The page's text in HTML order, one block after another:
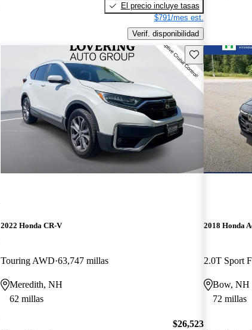
El precio incluye tasas
$791/mes est.
Verif. disponibilidad
Guarda este
2022 Honda CR-V
Touring AWD 63,747 millas
Meredith, NH
62 millas
$26,523
2018 Honda
2.0T Sport
Bow, NH
72 millas